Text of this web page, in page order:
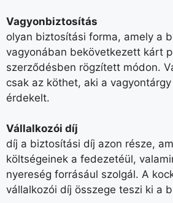
Vagyonbiztosítás
olyan biztosítási forma, amely a
vagyonában bekövetkezett kárt
szerződésben rögzített módon.
csak az köthet, aki a
érdekelt.
Vállalkozói díj
díj a biztosítási díj azon része,
költségeinek a fedezetéül,
nyereség forrásául szolgál. A
vállalkozói díj összege teszi ki a